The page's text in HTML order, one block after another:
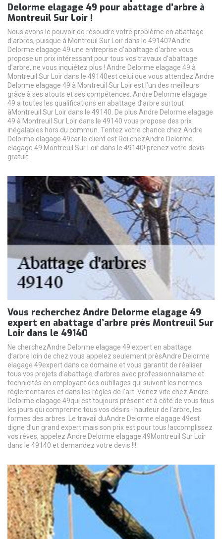
Delorme elagage 49 pour abattage d’arbre à
Montreuil Sur Loir !
Nous avons le pouvoir de résoudre votre problème en abattage
d’arbres, puisque à Montreuil Sur Loir dans le 49140?Andre
Delorme elagage 49 une entreprise d’abattage d’arbre vous
propose un prix intéressant pour tous vos travaux d’abattage
d’arbre, ne vous inquiétez plus ! Andre Delorme elagage 49 à
Montreuil Sur Loir dans le 49140est celui que vous attendez.Andre
Delorme elagage 49 à Montreuil Sur Loir est l’un des meilleurs
grâce à ses atouts et ses compétences. Andre Delorme elagage
49 a toutes les qualifications en abattage d’arbre surtout
àMontreuil Sur Loir dans le 49140. De plus Andre Delorme elagage
49 à Montreuil Sur Loir dans le 49140 vous propose des prix
inégalables hors du commun. Tentez votre chance chez Andre
Delorme elagage 49car le client est Roi chezAndre Delorme
elagage 49 Montreuil Sur Loir dans le 49140! prenez votre devis
gratuit.
Vous recherchez Andre Delorme elagage 49
expert en abattage d’arbre près Montreuil Sur
Loir dans le 49140
Ne cherchezAndre Delorme elagage 49 expert en abattage
d’arbre loin de chez vous appelez seulement prèsAndre Delorme
elagage 49expert dans ce domaine et vous garantit de réaliser
tous vos projets d’abattage d’arbres avec professionnalisme et
technicités en employant des outillages qui suivent les normes
réglementaires et dans les règles de l’art. Venez vite chez Andre
Delorme elagage 49qui est toujours présent et à côté de vous tous
les jours qui comprenne tous vos désirs : hauteur de l’arbre, les
formes des arbres. Le travail duAndre Delorme elagage 49est
digne d’un grand expert mais son prix est pour tous !accomplissez
vos rêves, appelez Andre Delorme elagage 49Montreuil Sur Loir
dans le 49140 et demandez votre devis !!!